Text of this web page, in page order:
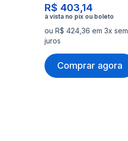
R$ 403,14
ou R$ 424,36 em 3x sem
juros
Comprar agora